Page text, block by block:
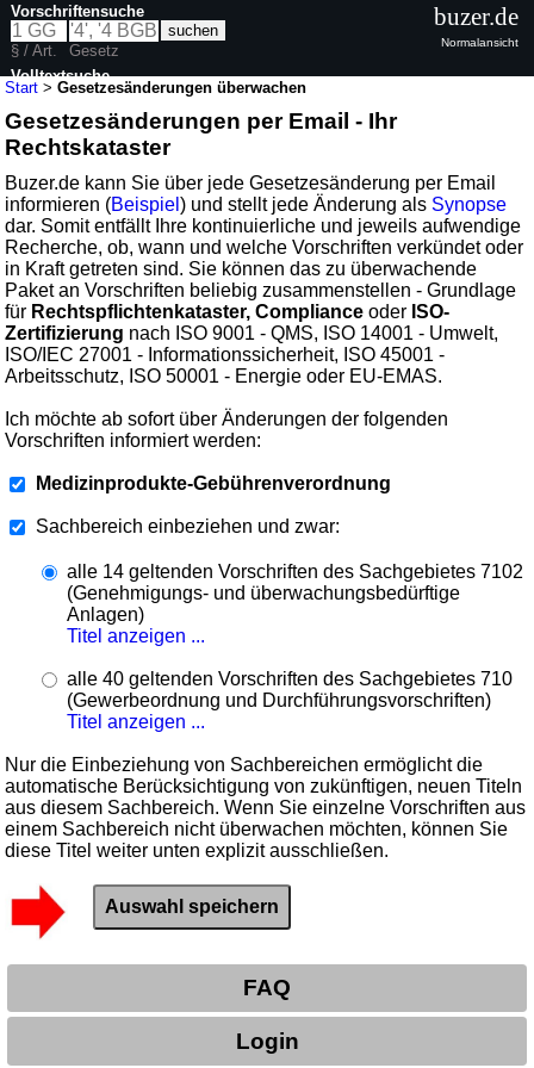
Start >Gesetzesänderungen überwachen
Gesetzesänderungen per Email - Ihr
Rechtskataster
Buzer.de kann Sie über jede Gesetzesänderung per Email
informieren (Beispiel) und stellt jede Änderung als Synopse
dar. Somit entfällt Ihre kontinuierliche und jeweils aufwendige
Recherche, ob, wann und welche Vorschriften verkündet oder
in Kraft getreten sind. Sie können das zu überwachende
Paket an Vorschriften beliebig zusammenstellen - Grundlage
für Rechtspflichtenkataster, Compliance oder ISO-
Zertifizierung nach ISO 9001 - QMS, ISO 14001 - Umwelt,
ISO/IEC 27001 - Informationssicherheit, ISO 45001 -
Arbeitsschutz, ISO 50001 - Energie oder EU-EMAS.
Ich möchte ab sofort über Änderungen der folgenden
Vorschriften informiert werden:
Medizinprodukte-Gebührenverordnung
Sachbereich einbeziehen und zwar:
alle 14 geltenden Vorschriften des Sachgebietes 7102
(Genehmigungs- und überwachungsbedürftige
Anlagen)
Titel anzeigen ...
alle 40 geltenden Vorschriften des Sachgebietes 710
(Gewerbeordnung und Durchführungsvorschriften)
Titel anzeigen ...
Nur die Einbeziehung von Sachbereichen ermöglicht die
automatische Berücksichtigung von zukünftigen, neuen Titeln
aus diesem Sachbereich. Wenn Sie einzelne Vorschriften aus
einem Sachbereich nicht überwachen möchten, können Sie
diese Titel weiter unten explizit ausschließen.
FAQ
Login
Vorschriftensuche
§ / Art.
Gesetz
Volltextsuche
buzer.de
Normalansicht